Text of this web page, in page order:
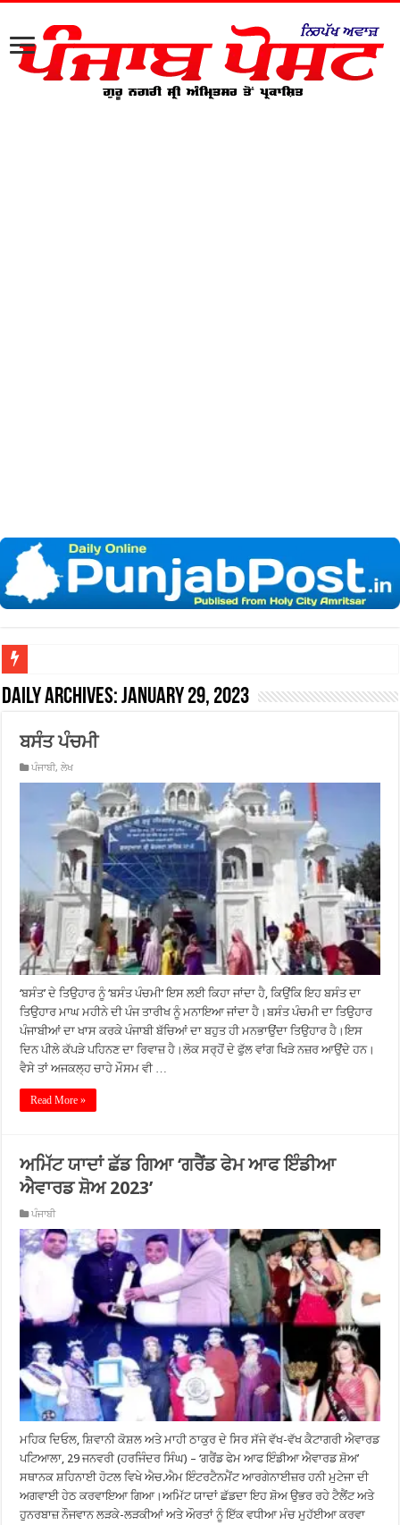
Daily Archives:January 29, 2023
ਬਸੰਤ ਪੰਚਮੀ
ਪੰਜਾਬੀ,ਲੇਖ
‘ਬਸੰਤ’ ਦੇ ਤਿਉਹਾਰ ਨੂੰ ‘ਬਸੰਤ ਪੰਚਮੀ’ ਇਸ ਲਈ ਕਿਹਾ ਜਾਂਦਾ ਹੈ, ਕਿਉਂਕਿ ਇਹ ਬਸੰਤ ਦਾ
ਤਿਉਹਾਰ ਮਾਘ ਮਹੀਨੇ ਦੀ ਪੰਜ ਤਾਰੀਖ ਨੂੰ ਮਨਾਇਆ ਜਾਂਦਾ ਹੈ।ਬਸੰਤ ਪੰਚਮੀ ਦਾ ਤਿਉਹਾਰ
ਪੰਜਾਬੀਆਂ ਦਾ ਖਾਸ ਕਰਕੇ ਪੰਜਾਬੀ ਬੱਚਿਆਂ ਦਾ ਬਹੁਤ ਹੀ ਮਨਭਾਉਂਦਾ ਤਿਉਹਾਰ ਹੈ।ਇਸ
ਦਿਨ ਪੀਲੇ ਕੱਪੜੇ ਪਹਿਨਣ ਦਾ ਰਿਵਾਜ਼ ਹੈ।ਲੋਕ ਸਰ੍ਹੋਂ ਦੇ ਫੁੱਲ ਵਾਂਗ ਖਿੜੇ ਨਜ਼ਰ ਆਉਂਦੇ ਹਨ।
ਵੈਸੇ ਤਾਂ ਅਜਕਲ੍ਹ ਚਾਹੇ ਮੌਸਮ ਵੀ …
Read More »
ਅਮਿੱਟ ਯਾਦਾਂ ਛੱਡ ਗਿਆ ‘ਗਰੈਂਡ ਫੇਮ ਆਫ ਇੰਡੀਆ
ਐਵਾਰਡ ਸ਼ੋਅ 2023’
ਪੰਜਾਬੀ
ਮਹਿਕ ਦਿਓਲ, ਸ਼ਿਵਾਨੀ ਕੋਸ਼ਲ ਅਤੇ ਮਾਹੀ ਠਾਕੁਰ ਦੇ ਸਿਰ ਸੱਜੇ ਵੱਖ-ਵੱਖ ਕੈਟਾਗਰੀ ਐਵਾਰਡ
ਪਟਿਆਲਾ, 29 ਜਨਵਰੀ (ਹਰਜਿੰਦਰ ਸਿੰਘ) – ‘ਗਰੈਂਡ ਫੇਮ ਆਫ ਇੰਡੀਆ ਐਵਾਰਡ ਸ਼ੋਅ’
ਸਥਾਨਕ ਸ਼ਹਿਨਾਈ ਹੋਟਲ ਵਿਖੇ ਐਚ.ਐਮ ਇੰਟਰਟੈਨਮੈਂਟ ਆਰਗੇਨਾਈਜ਼ਰ ਹਨੀ ਮੁਟੇਜਾ ਦੀ
ਅਗਵਾਈ ਹੇਠ ਕਰਵਾਇਆ ਗਿਆ।ਅਮਿੱਟ ਯਾਦਾਂ ਛੱਡਦਾ ਇਹ ਸ਼ੋਅ ਉਭਰ ਰਹੇ ਟੈਲੈਂਟ ਅਤੇ
ਹੁਨਰਬਾਜ਼ ਨੌਜਵਾਨ ਲੜਕੇ-ਲੜਕੀਆਂ ਅਤੇ ਔਰਤਾਂ ਨੂੰ ਇੱਕ ਵਧੀਆ ਮੰਚ ਮੁਹੱਈਆ ਕਰਵਾ